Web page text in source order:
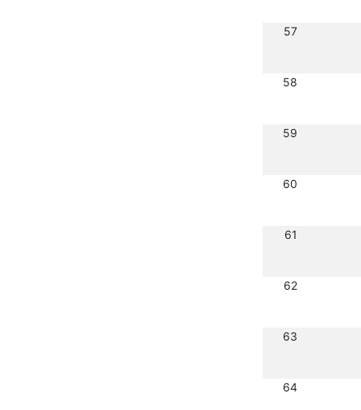
57
58
59
60
61
62
63
64